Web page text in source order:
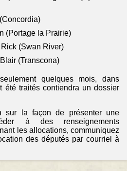
(Portage la Prairie)
(Swan River)
(Transcona)
quelques mois, dans
été traités contiendra un dossier
sur la façon de présenter une
à des renseignements
les allocations, communiquez
des députés par courriel à